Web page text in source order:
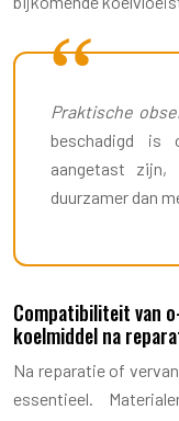
Praktische
beschadigd is
aangetast zijn,
duurzamer dan
Compatibiliteit van
koelmiddel na
Na reparatie of
essentieel.